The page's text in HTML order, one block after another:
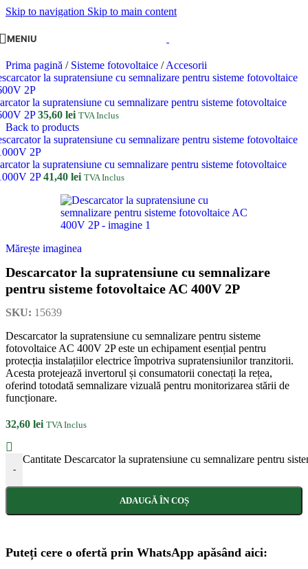
Skip to navigation Skip to main content
MENIU
Prima pagină / Sisteme fotovoltaice / Accesorii
la supratensiune cu semnalizare pentru sisteme fotovoltaice
2P35,60 lei TVA Inclus
Back to products
la supratensiune cu semnalizare pentru sisteme fotovoltaice
2P41,40 lei TVA Inclus
Mărește imaginea
Descarcator la supratensiune cu semnalizare
pentru sisteme fotovoltaice AC 400V 2P
SKU: 15639
Descarcator la supratensiune cu semnalizare pentru sisteme
fotovoltaice AC 400V 2P este un echipament esențial pentru
protecția instalațiilor electrice împotriva supratensiunilor tranzitorii.
Acesta protejează invertorul și consumatorii conectați la rețea,
oferind totodată semnalizare vizuală pentru monitorizarea stării de
funcționare.
32,60 lei TVA Inclus
-
Cantitate Descarcator la supratensiune cu semnalizare pentru
ADAUGĂ ÎN COȘ
Puteți cere o ofertă prin WhatsApp apăsând aici: